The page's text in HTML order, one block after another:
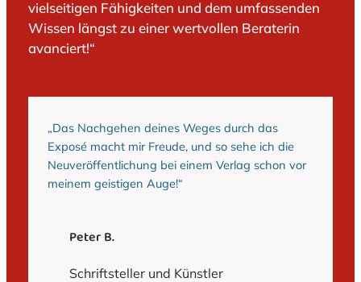
vielseitigen Fähigkeiten und dem umfassenden
Wissen längst zu einer wertvollen Beraterin
avanciert!“
„Das Nachgehen deines Weges durch das
Exposé macht mir Freude, und so sehe ich die
Neuveröffentlichung bei einem Verlag schon vor
meinem geistigen Auge!“
Peter B.
Schriftsteller und Künstler